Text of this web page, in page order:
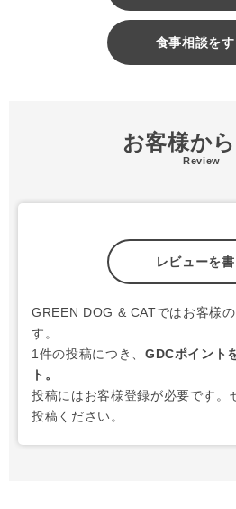
食事相談を
お客様か
Review
レビューを書
GREEN DOG & CATではお客様
す。
1件の投稿につき、 GDCポイント
ト。
投稿にはお客様登録が必要です。
投稿ください。